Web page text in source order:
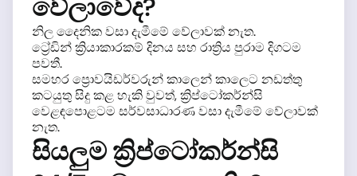
වේලාවේද?
නිල දෛනික වසා දැමීමේ වේලාවක් නැත.
ට්‍රේඩින් ක්‍රියාකාරකම් දිනය සහ රාත්‍රිය පුරාම දිගටම
පවතී.
සමහර ප්‍රොවයිඩර්වරුන් කාලෙන් කාලෙට නඩත්තු
කටයුතු සිදු කළ හැකි වුවත්, ක්‍රිප්ටෝකර්න්සි
වෙළඳපොළටම සර්වසාධාරණ වසා දැමීමේ වේලාවක්
නැත.
සියලුම ක්‍රිප්ටෝකර්න්සි